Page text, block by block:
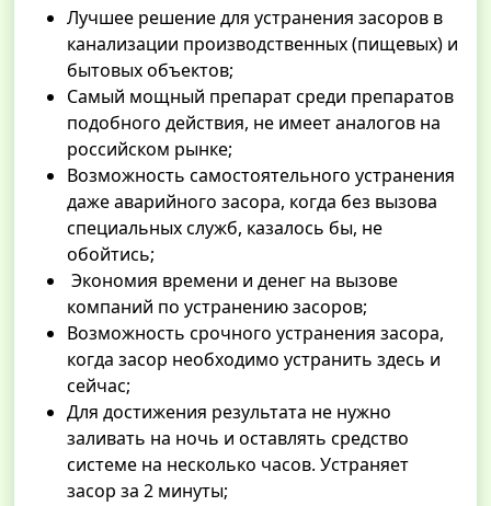
Лучшее решение для устранения засоров в
канализации производственных (пищевых) и
бытовых объектов;
Самый мощный препарат среди препаратов
подобного действия, не имеет аналогов на
российском рынке;
Возможность самостоятельного устранения
даже аварийного засора, когда без вызова
специальных служб, казалось бы, не
обойтись;
Экономия времени и денег на вызове
компаний по устранению засоров;
Возможность срочного устранения засора,
когда засор необходимо устранить здесь и
сейчас;
Для достижения результата не нужно
заливать на ночь и оставлять средство
системе на несколько часов. Устраняет
засор за 2 минуты;